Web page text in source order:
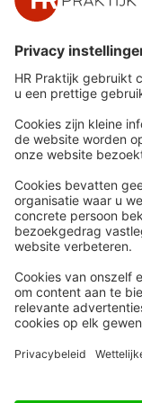
leidde
Snel naar
Nieuws
Whitepapers
Webinars
Word lid
Contact
Volg Ons